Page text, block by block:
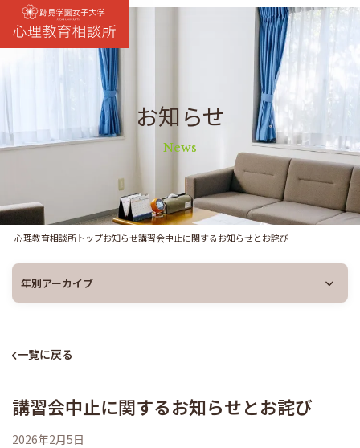
スタッフ紹介 / 施設案内
お知らせ
ご相談内容 / 料金
講習会
不登校を考える親の会
跡見学園女子大学
お知らせ
News
心理教育相談所トップお知らせ講習会中止に関するお知らせとお詫び
一覧に戻る
講習会中止に関するお知らせとお詫び
2026年2月5日